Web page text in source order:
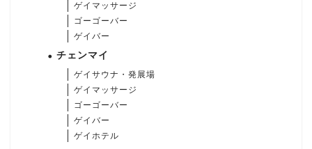
ゲイマッサージ
ゴーゴーバー
ゲイバー
チェンマイ
ゲイサウナ・発展場
ゲイマッサージ
ゴーゴーバー
ゲイバー
ゲイホテル